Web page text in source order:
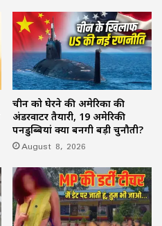
चीन को घेरने की अमेरिका की
अंडरवाटर तैयारी, 19 अमेरिकी
पनडुब्बियां क्यों बनेंगी बड़ी चुनौती?
August 8, 2026